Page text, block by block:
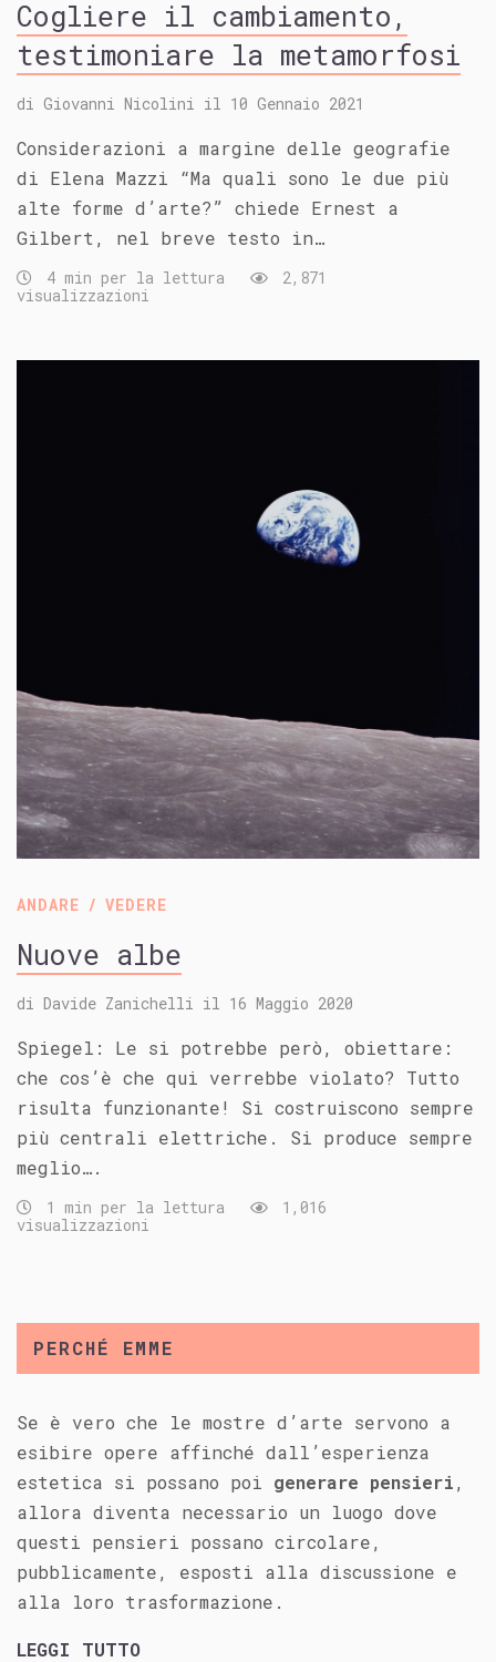
Cogliere il cambiamento,
testimoniare la metamorfosi
di Giovanni Nicolini il 10 Gennaio 2021
Considerazioni a margine delle geografie
di Elena Mazzi “Ma quali sono le due più
alte forme d’arte?” chiede Ernest a
Gilbert, nel breve testo in…
4 min per la lettura
2,871
visualizzazioni
ANDARE VEDERE
Nuove albe
di Davide Zanichelli il 16 Maggio 2020
Spiegel: Le si potrebbe però, obiettare:
che cos’è che qui verrebbe violato? Tutto
risulta funzionante! Si costruiscono sempre
più centrali elettriche. Si produce sempre
meglio….
1 min per la lettura
1,016
visualizzazioni
PERCHÉ EMME
Se è vero che le mostre d’arte servono a
esibire opere affinché dall’esperienza
estetica si possano poi generare pensieri,
allora diventa necessario un luogo dove
questi pensieri possano circolare,
pubblicamente, esposti alla discussione e
alla loro trasformazione.
LEGGI TUTTO